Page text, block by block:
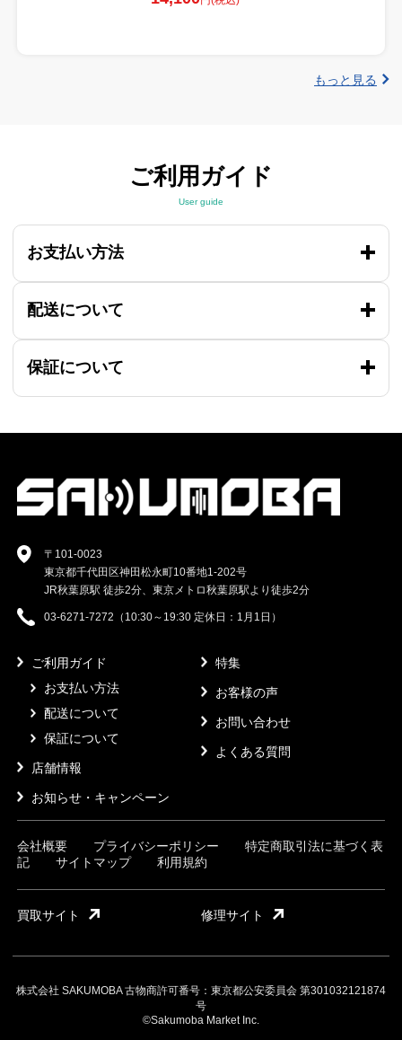
もっと見る
ご利用ガイド
User guide
お支払い方法
配送について
保証について
〒101-0023
東京都千代田区神田松永町10番地1-202号
JR秋葉原駅 徒歩2分、東京メトロ秋葉原駅より徒歩2分
03-6271-7272（10:30～19:30 定休日：1月1日）
ご利用ガイド
お支払い方法
配送について
保証について
店舗情報
お知らせ・キャンペーン
特集
お客様の声
お問い合わせ
よくある質問
会社概要 プライバシーポリシー
特定商取引法に基づく表
記
サイトマップ 利用規約
買取サイト 修理サイト
株式会社 SAKUMOBA 古物商許可番号：東京都公安委員会 第301032121874
号
©Sakumoba Market Inc.